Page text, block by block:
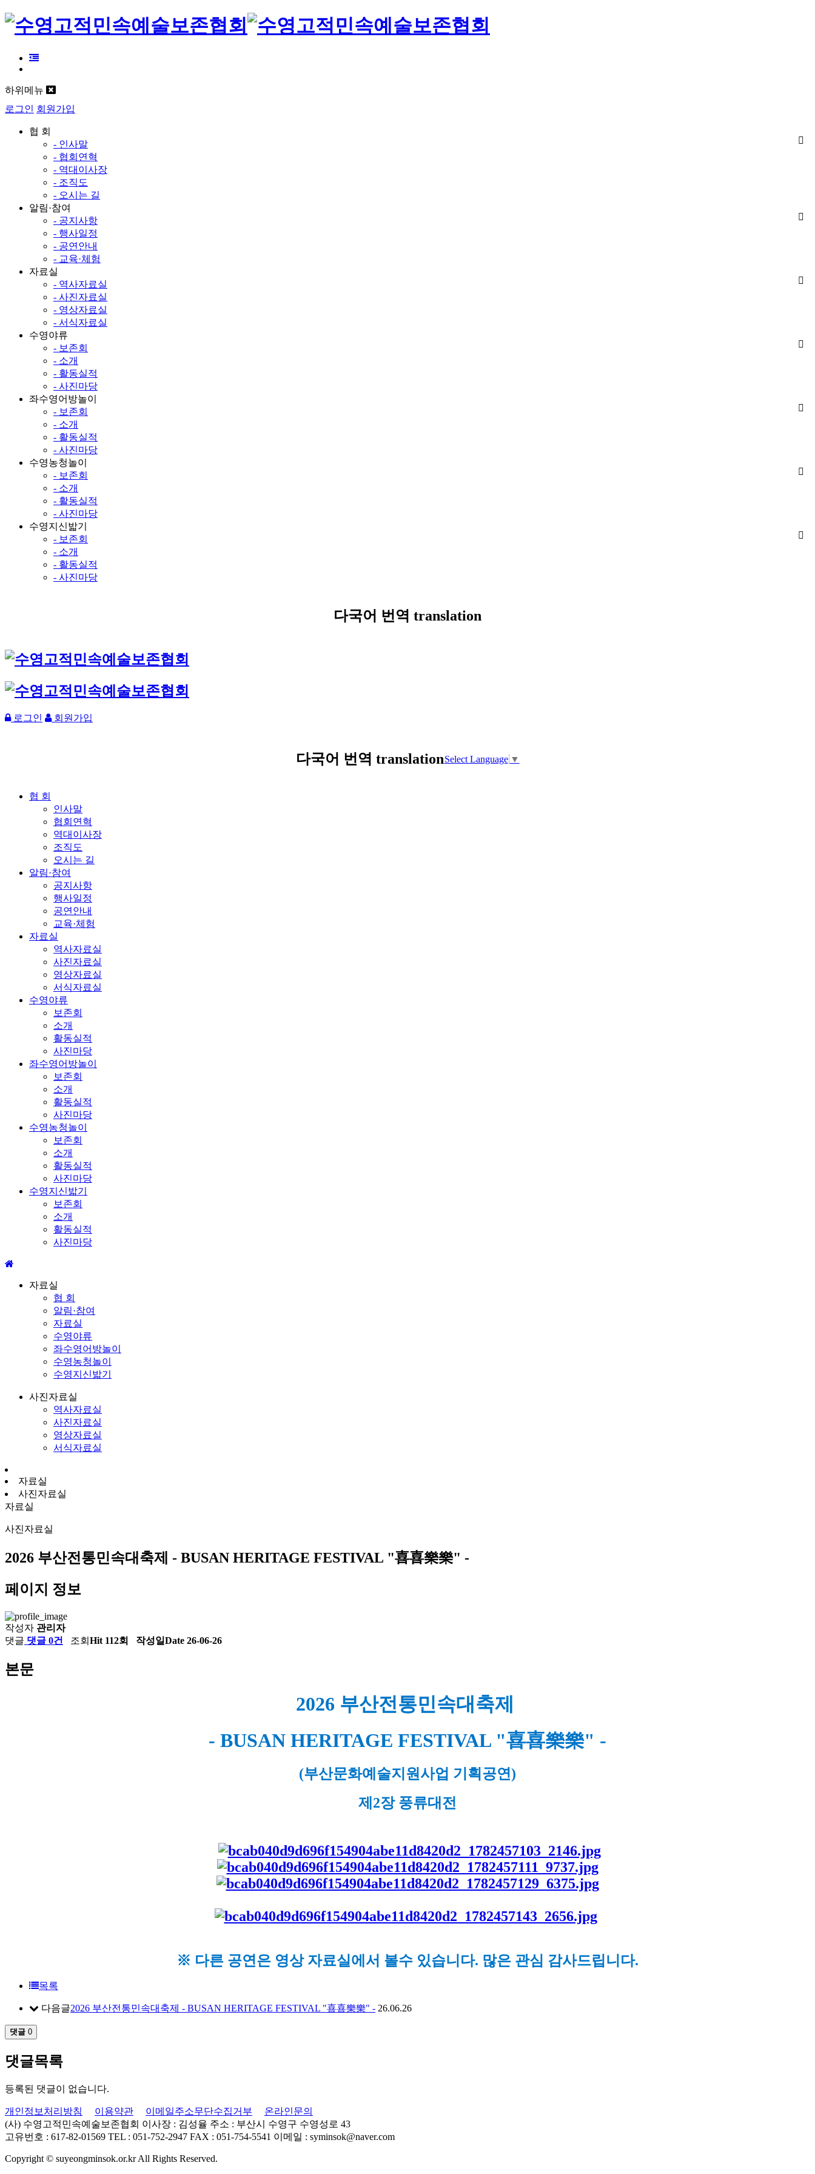
하위메뉴
로그인 회원가입
협 회
- 인사말
- 협회연혁
- 역대이사장
- 조직도
- 오시는 길
알림·참여
- 공지사항
- 행사일정
- 공연안내
- 교육·체험
자료실
- 역사자료실
- 사진자료실
- 영상자료실
- 서식자료실
수영야류
- 보존회
- 소개
- 활동실적
- 사진마당
좌수영어방놀이
- 보존회
- 소개
- 활동실적
- 사진마당
수영농청놀이
- 보존회
- 소개
- 활동실적
- 사진마당
수영지신밟기
- 보존회
- 소개
- 활동실적
- 사진마당
다국어 번역 translation
로그인 회원가입
다국어 번역 translationSelect Language ▼
협 회
인사말
협회연혁
역대이사장
조직도
오시는 길
알림·참여
공지사항
행사일정
공연안내
교육·체험
자료실
역사자료실
사진자료실
영상자료실
서식자료실
수영야류
보존회
소개
활동실적
사진마당
좌수영어방놀이
보존회
소개
활동실적
사진마당
수영농청놀이
보존회
소개
활동실적
사진마당
수영지신밟기
보존회
소개
활동실적
사진마당
자료실
협 회
알림·참여
자료실
수영야류
좌수영어방놀이
수영농청놀이
수영지신밟기
사진자료실
역사자료실
사진자료실
영상자료실
서식자료실
자료실
사진자료실
자료실
사진자료실
2026 부산전통민속대축제 - BUSAN HERITAGE FESTIVAL "喜喜樂樂" -
페이지 정보
작성자 관리자
댓글 댓글 0건 조회 Hit 112회 작성일Date 26-06-26
본문
2026 부산전통민속대축제
- BUSAN HERITAGE FESTIVAL "喜喜樂樂" -
(부산문화예술지원사업 기획공연)
제2장 풍류대전
※ 다른 공연은 영상 자료실에서 볼수 있습니다. 많은 관심 감사드립니다.
목록
다음글2026 부산전통민속대축제 - BUSAN HERITAGE FESTIVAL "喜喜樂樂" - 26.06.26
댓글 0
댓글목록
등록된 댓글이 없습니다.
개인정보처리방침 이용약관 이메일주소무단수집거부
온라인문의
(사) 수영고적민속예술보존협회 이사장 : 김성율 주소 : 부산시 수영구 수영성로 43
고유번호 : 617-82-01569 TEL : 051-752-2947 FAX : 051-754-5541 이메일 : syminsok@naver.com
Copyright © suyeongminsok.or.kr All Rights Reserved.